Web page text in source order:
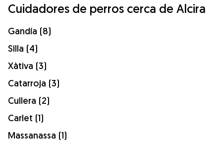
Cuidadores de perros cerca de Alcira
Gandía (8)
Silla (4)
Xàtiva (3)
Catarroja (3)
Cullera (2)
Carlet (1)
Massanassa (1)